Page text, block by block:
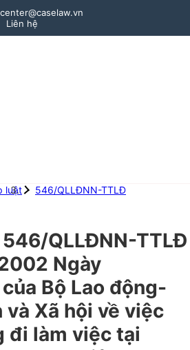
Liên hệ
luật 546/QLLĐNN-TTLĐ
QLLĐNN-TTLĐ
Ngày
Bộ Lao động-
Xã hội về việc
đi làm việc tại